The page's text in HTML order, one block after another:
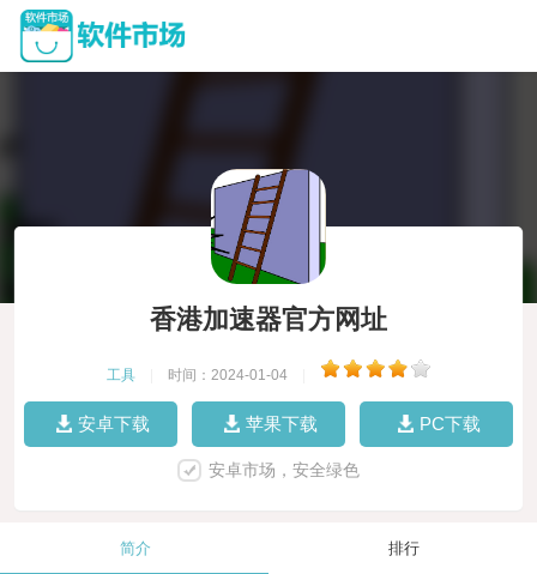
香港加速器官方网址
工具 时间：2024-01-04
安卓下载 苹果下载 PC下载
安卓市场，安全绿色
简介 排行